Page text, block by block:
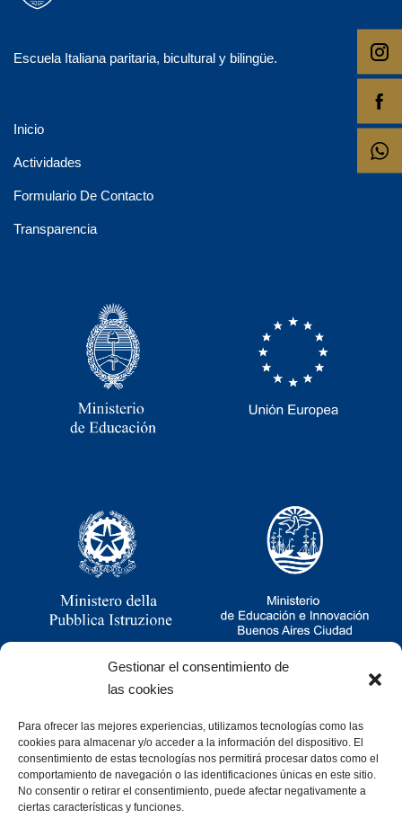
Gestionar el consentimiento de
las cookies
Para ofrecer las mejores experiencias, utilizamos tecnologías como las
cookies para almacenar y/o acceder a la información del dispositivo. El
consentimiento de estas tecnologías nos permitirá procesar datos como el
comportamiento de navegación o las identificaciones únicas en este sitio.
No consentir o retirar el consentimiento, puede afectar negativamente a
ciertas características y funciones.
Escuela Italiana paritaria, bicultural y bilingüe.
Inicio
Actividades
Formulario De Contacto
Transparencia
Ramsay 2251, CABA, Argentina
011 4781-0060
consultas@cristoforocolombo.org.ar